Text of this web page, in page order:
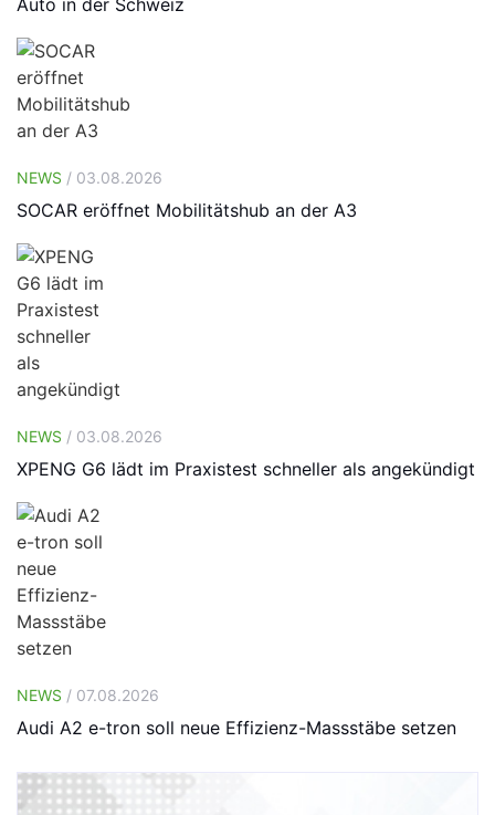
Auto in der Schweiz
NEWS / 03.08.2026
SOCAR eröffnet Mobilitätshub an der A3
NEWS / 03.08.2026
XPENG G6 lädt im Praxistest schneller als angekündigt
NEWS / 07.08.2026
Audi A2 e-tron soll neue Effizienz-Massstäbe setzen